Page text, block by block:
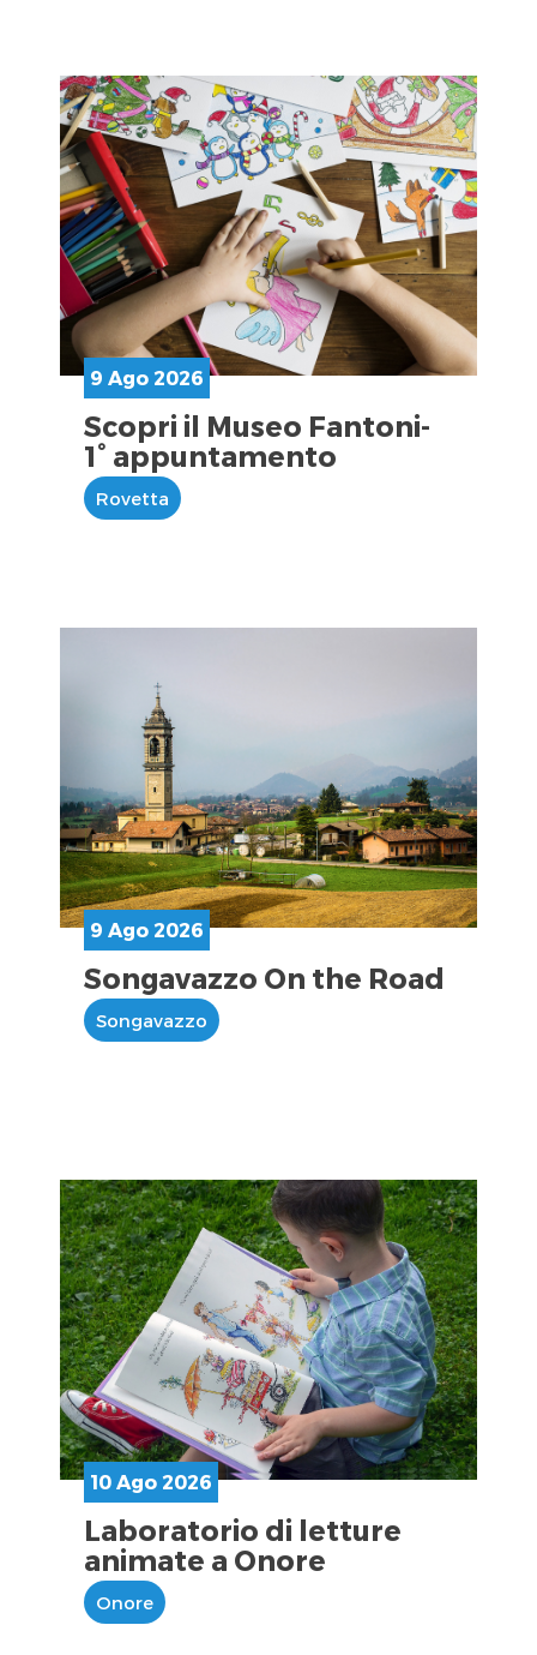
9 Ago 2026
Scopri il Museo Fantoni-
1° appuntamento
Rovetta
9 Ago 2026
Songavazzo On the Road
Songavazzo
10 Ago 2026
Laboratorio di letture
animate a Onore
Onore